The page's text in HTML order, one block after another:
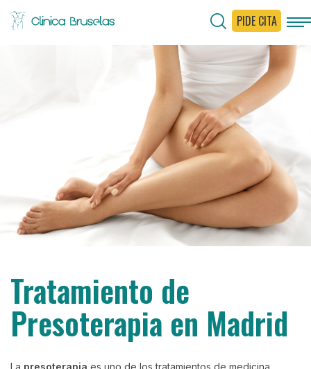
PIDE CITA
Tratamiento de
Presoterapia en Madrid
La presoterapia es uno de los tratamientos de medicina